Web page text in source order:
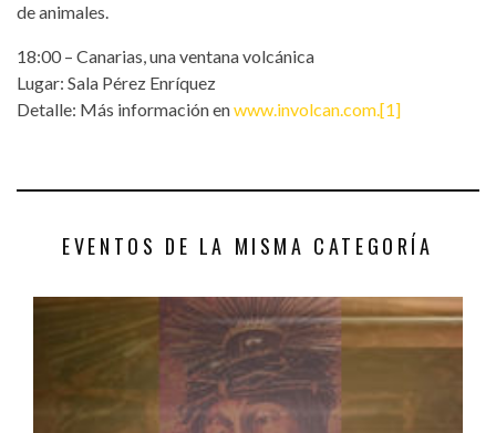
de animales.​
18:00 – Canarias, una ventana volcánica
Lugar: Sala Pérez Enríquez
Detalle: Más información enwww.involcan.com.[1]
EVENTOS DE LA MISMA CATEGORÍA